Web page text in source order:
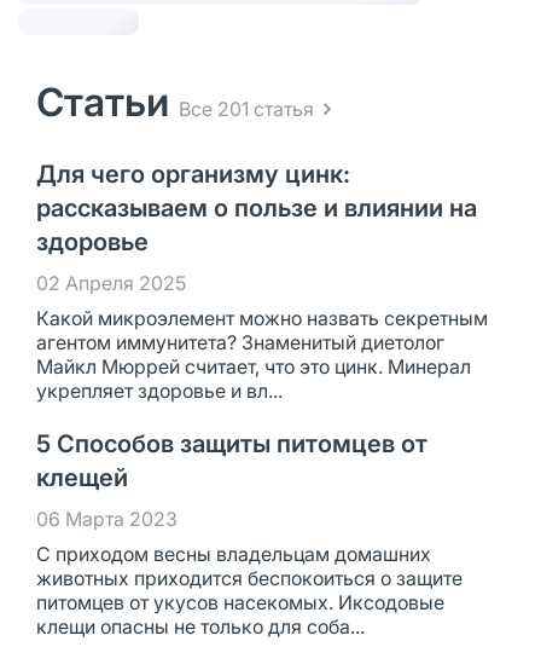
Статьи Все 201 статья
Для чего организму цинк:
рассказываем о пользе и влиянии на
здоровье
02 Апреля 2025
Какой микроэлемент можно назвать секретным
агентом иммунитета? Знаменитый диетолог
Майкл Мюррей считает, что это цинк. Минерал
укрепляет здоровье и вл...
5 Способов защиты питомцев от
клещей
06 Марта 2023
С приходом весны владельцам домашних
животных приходится беспокоиться о защите
питомцев от укусов насекомых. Иксодовые
клещи опасны не только для соба...